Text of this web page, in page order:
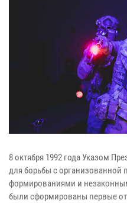
8 октября 1992 года Указом
для борьбы с организованной
формированиями и
были сформированы первые